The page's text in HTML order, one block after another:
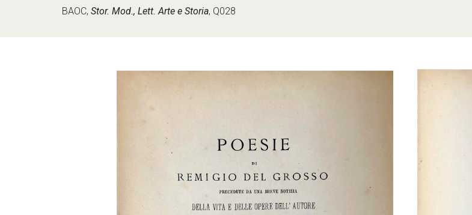
BAOC, Stor. Mod., Lett. Arte e Storia, Q028